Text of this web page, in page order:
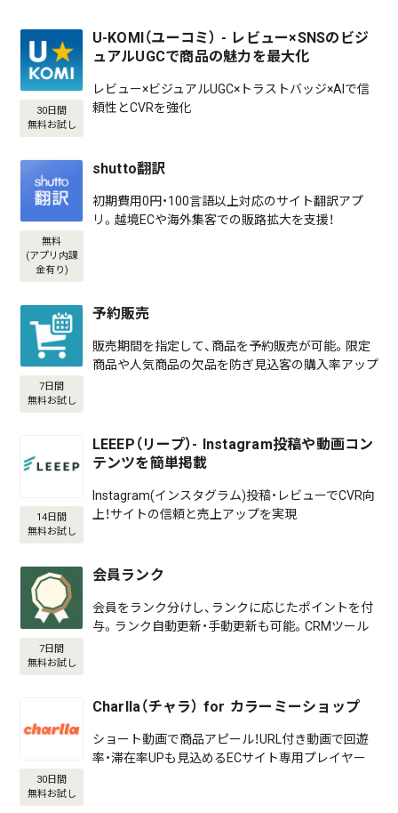
30日間
無料お試し
U-KOMI（ユーコミ） - レビュー×SNSのビジ
ュアルUGCで商品の魅力を最大化
レビュー×ビジュアルUGC×トラストバッジ×AIで信
頼性とCVRを強化
無料
(アプリ内課
金有り)
shutto翻訳
初期費用0円・100言語以上対応のサイト翻訳アプ
リ。越境ECや海外集客での販路拡大を支援！
7日間
無料お試し
予約販売
販売期間を指定して、商品を予約販売が可能。限定
商品や人気商品の欠品を防ぎ見込客の購入率アップ
14日間
無料お試し
LEEEP（リープ）- Instagram投稿や動画コン
テンツを簡単掲載
Instagram(インスタグラム)投稿・レビューでCVR向
上！サイトの信頼と売上アップを実現
7日間
無料お試し
会員ランク
会員をランク分けし、ランクに応じたポイントを付
与。ランク自動更新・手動更新も可能。CRMツール
30日間
無料お試し
Charlla（チャラ） for カラーミーショップ
ショート動画で商品アピール！URL付き動画で回遊
率・滞在率UPも見込めるECサイト専用プレイヤー